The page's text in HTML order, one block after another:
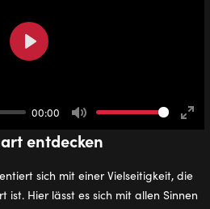
entdecken
sich mit einer Vielseitigkeit, die
ist. Hier lässt es sich mit allen Sinnen
00:00
Play